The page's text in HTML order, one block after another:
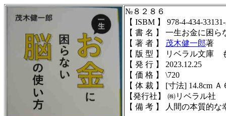
№８２８６
【 ISBM 】 978-4-434-
【 書 名 】 一生お金に困
【 著 者 】 茂木健一郎著
【 版 型 】 リベラル文庫
【 発 行 】 2023.12.25
【 価 格 】 \720
【 体 裁 】 [寸法] 14.8cm
【発行社】 ㈱リベラル社
【 備 考 】 人間の本質的